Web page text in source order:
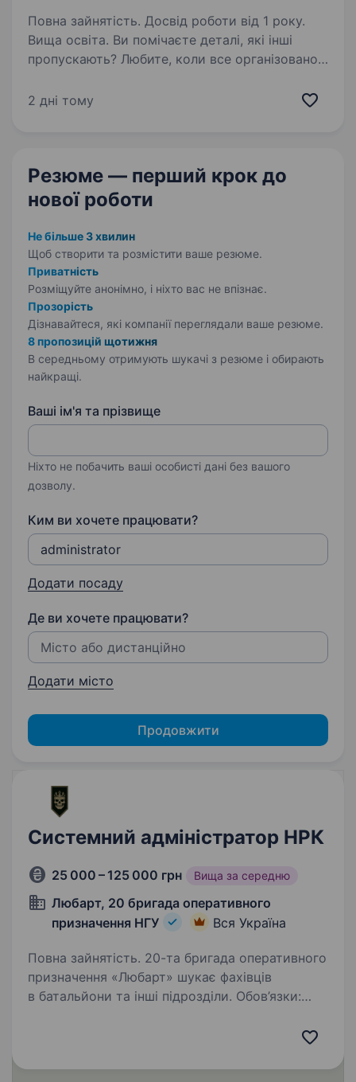
Повна зайнятість. Досвід роботи від 1 року.
Вища освіта. Ви помічаєте деталі, які інші
пропускають? Любите, коли все організовано,
можливо,ми шукаємо саме Вас.
2 дні тому
Резюме — перший крок до
нової роботи
Не більше 3 хвилин
Щоб створити та розмістити ваше резюме.
Приватність
Розміщуйте анонімно, і ніхто вас не впізнає.
Прозорість
Дізнавайтеся, які компанії переглядали ваше резюме.
8 пропозицій щотижня
В середньому отримують шукачі з резюме і обирають
найкращі.
Ваші ім'я та прізвище
Ніхто не побачить ваші особисті дані без вашого
дозволу.
Ким ви хочете працювати?
Додати посаду
Де ви хочете працювати?
Додати місто
Продовжити
Системний адміністратор НРК
25 000 – 125 000 грн Вища за середню
Любарт, 20 бригада оперативного
призначення НГУ
Вся Україна
Повна зайнятість. 20-та бригада оперативного
призначення «Любарт» шукає фахівців
в батальйони та інші підрозділи. Обов’язки: